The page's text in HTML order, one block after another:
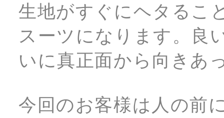
生地がすぐにヘタるこ
スーツになります。良
いに真正面から向きあ
今回のお客様は人の前